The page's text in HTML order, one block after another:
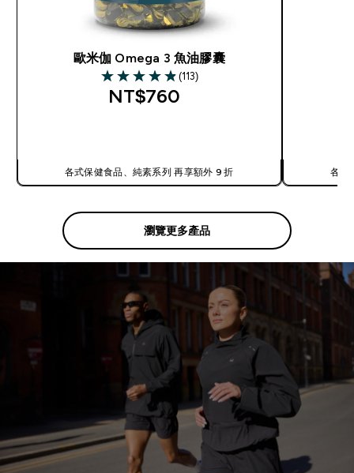
歐米伽 Omega 3 魚油膠囊
4.9 out of 5 stars
(113)
NT$760‎
各式保健食品、純素系列 再享額外 9 折 各式
瀏覽更多產品